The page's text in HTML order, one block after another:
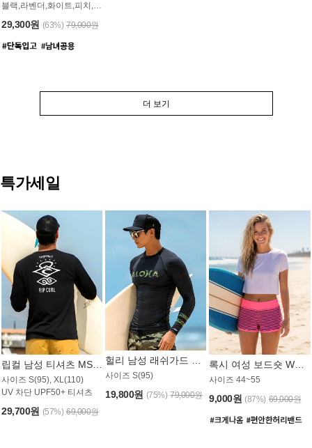
블랙,라벤더,화이트,피치,그레이,오트밀 6컬러
29,300원 (63%) 79,000원
더 보기
특가세일
사이즈 S(95), XL(110)
UV 차단 UPF50+ 티셔츠
29,700원 (57%) 69,000원
사이즈 S(95)
19,800원 (75%) 79,000원
사이즈 44~55
9,000원 (87%) 69,000원